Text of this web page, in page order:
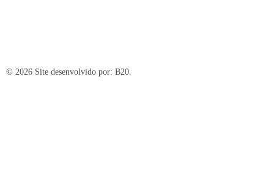
© 2026 Site desenvolvido por: B20.